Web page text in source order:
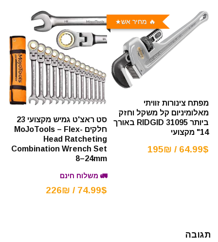
🔥 מחיר אש
מפתח צינורות זוויתי
מאלומיניום קל משקל וחזק
ביותר RIDGID 31095 באורך
14" מקצועי
64.99$ / 195₪
סט ראצ'ט גמיש מקצועי 23
חלקים MoJoTools – Flex-
Head Ratcheting
Combination Wrench Set
8–24mm
🚛 משלוח חינם
74.99$ / 226₪
תגובה